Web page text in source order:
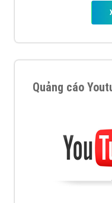
Quảng cáo